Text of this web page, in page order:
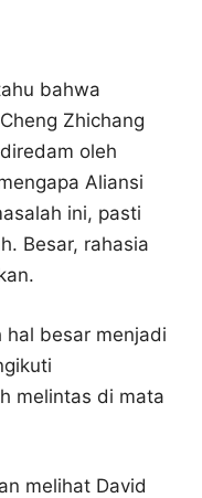
bahwa
Zhichang
oleh
Aliansi
ini, pasti
Besar, rahasia
hal besar menjadi
melintas di mata
melihat David